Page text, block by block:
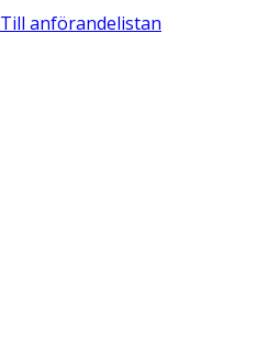
Till anförandelistan